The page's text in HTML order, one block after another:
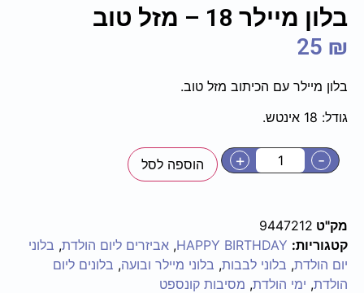
בלון מיילר 18 – מזל טוב
25 ₪
בלון מיילר עם הכיתוב מזל טוב.
גודל: 18 אינטש.
-
+ הוספה לסל
מק"ט 9447212
קטגוריות: HAPPY BIRTHDAY
, אביזרים ליום הולדת, בלוני
יום הולדת, בלוני לבבות, בלוני מיילר ובועה, בלונים ליום
הולדת, ימי הולדת, מסיבות קונספט